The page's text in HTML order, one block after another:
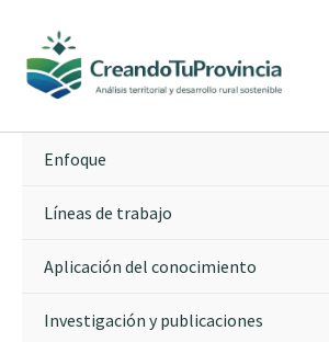
contenido
Enfoque
Líneas de trabajo
Aplicación del conocimiento
Investigación y publicaciones